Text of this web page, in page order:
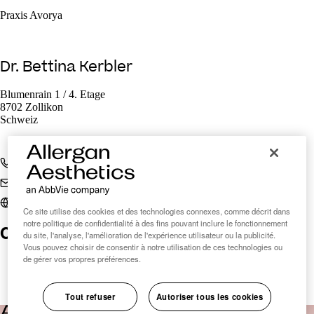
Praxis Avorya
Dr. Bettina Kerbler
Blumenrain 1 / 4. Etage
8702 Zollikon
Schweiz
+41 43 499 50 50
welcome@avorya.ch
Clinic Finder Suisse
Ce site utilise des cookies et des technologies connexes, comme décrit dans
notre politique de confidentialité à des fins pouvant inclure le fonctionnement
du site, l'analyse, l'amélioration de l'expérience utilisateur ou la publicité.
Vous pouvez choisir de consentir à notre utilisation de ces technologies ou
de gérer vos propres préférences.
Tout refuser Autoriser tous les cookies